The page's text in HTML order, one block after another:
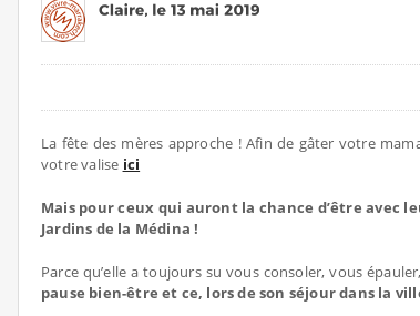
La fête des mères approche ! Afin de gâter votre
votre valise ici
Mais pour ceux qui auront la chance d’être avec
Jardins de la Médina !
Parce qu’elle a toujours su vous consoler, vous
pause bien-être et ce, lors de son séjour dans la